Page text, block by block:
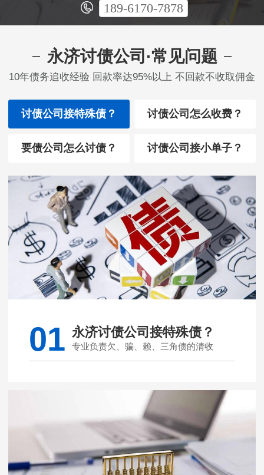
189-6170-7878
永济讨债公司·常见问题
10年债务追收经验 回款率达95%以上 不回款不收取佣金
讨债公司接特殊债？ 讨债公司怎么收费？
要债公司怎么讨债？ 讨债公司接小单子？
01 永济讨债公司接特殊债？
专业负责欠、骗、赖、三角债的清收